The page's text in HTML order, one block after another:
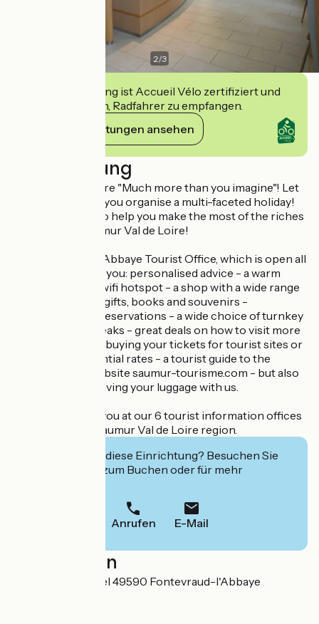
2/3
Diese Einrichtung ist Accueil Vélo zertifiziert und
verpflichtet sich, Radfahrer zu empfangen.
Ihre Verpflichtungen ansehen
Beschreibung
Saumur Val de Loire "Much more than you imagine"! Let
our advisors help you organise a multi-faceted holiday!
Our teams will also help you make the most of the riches
and assets of Saumur Val de Loire!
The Fontevraud l'Abbaye Tourist Office, which is open all
year round, offers you: personalised advice - a warm
welcome - a free wifi hotspot - a shop with a wide range
of local products, gifts, books and souvenirs -
accommodation reservations - a wide choice of turnkey
weekends and breaks - great deals on how to visit more
and spend less by buying your tickets for tourist sites or
events at preferential rates - a tourist guide to the
destination - a website saumur-tourisme.com - but also
to visit light, by leaving your luggage with us.
We will welcome you at our 6 tourist information offices
throughout the Saumur Val de Loire region.
Interessiert Sie diese Einrichtung? Besuchen Sie
deren Website zum Buchen oder für mehr
Anrufen E-Mail
Localisation
Place Saint-Michel 49590 Fontevraud-l'Abbaye